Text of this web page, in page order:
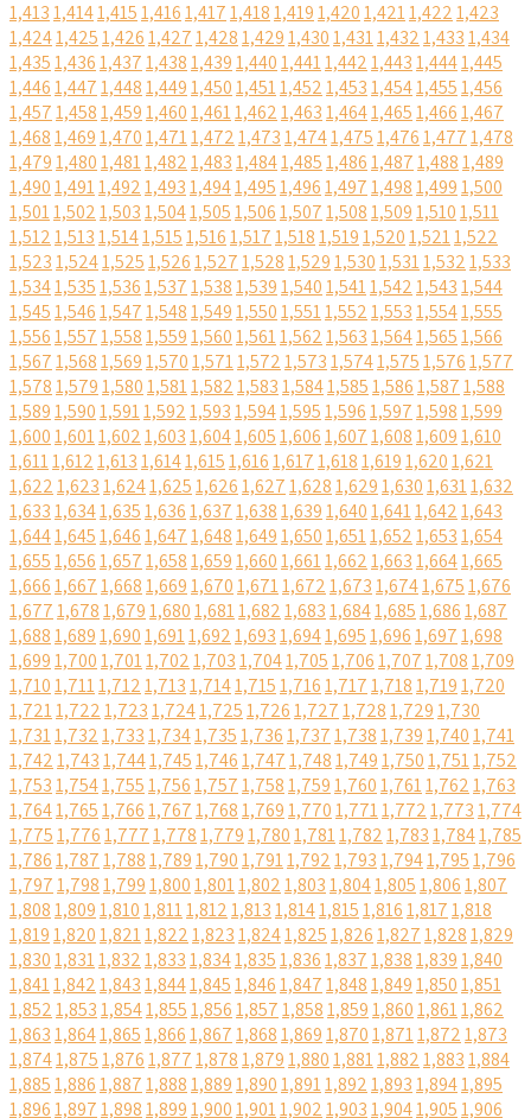
1,4131,4141,4151,4161,4171,4181,4191,4201,4211,4221,423
1,4241,4251,4261,4271,4281,4291,4301,4311,4321,4331,434
1,4351,4361,4371,4381,4391,4401,4411,4421,4431,4441,445
1,4461,4471,4481,4491,4501,4511,4521,4531,4541,4551,456
1,4571,4581,4591,4601,4611,4621,4631,4641,4651,4661,467
1,4681,4691,4701,4711,4721,4731,4741,4751,4761,4771,478
1,4791,4801,4811,4821,4831,4841,4851,4861,4871,4881,489
1,4901,4911,4921,4931,4941,4951,4961,4971,4981,4991,500
1,5011,5021,5031,5041,5051,5061,5071,5081,5091,5101,511
1,5121,5131,5141,5151,5161,5171,5181,5191,5201,5211,522
1,5231,5241,5251,5261,5271,5281,5291,5301,5311,5321,533
1,5341,5351,5361,5371,5381,5391,5401,5411,5421,5431,544
1,5451,5461,5471,5481,5491,5501,5511,5521,5531,5541,555
1,5561,5571,5581,5591,5601,5611,5621,5631,5641,5651,566
1,5671,5681,5691,5701,5711,5721,5731,5741,5751,5761,577
1,5781,5791,5801,5811,5821,5831,5841,5851,5861,5871,588
1,5891,5901,5911,5921,5931,5941,5951,5961,5971,5981,599
1,6001,6011,6021,6031,6041,6051,6061,6071,6081,6091,610
1,6111,6121,6131,6141,6151,6161,6171,6181,6191,6201,621
1,6221,6231,6241,6251,6261,6271,6281,6291,6301,6311,632
1,6331,6341,6351,6361,6371,6381,6391,6401,6411,6421,643
1,6441,6451,6461,6471,6481,6491,6501,6511,6521,6531,654
1,6551,6561,6571,6581,6591,6601,6611,6621,6631,6641,665
1,6661,6671,6681,6691,6701,6711,6721,6731,6741,6751,676
1,6771,6781,6791,6801,6811,6821,6831,6841,6851,6861,687
1,6881,6891,6901,6911,6921,6931,6941,6951,6961,6971,698
1,6991,7001,7011,7021,7031,7041,7051,7061,7071,7081,709
1,7101,7111,7121,7131,7141,7151,7161,7171,7181,7191,720
1,7211,7221,7231,7241,7251,7261,7271,7281,7291,730
1,7311,7321,7331,7341,7351,7361,7371,7381,7391,7401,741
1,7421,7431,7441,7451,7461,7471,7481,7491,7501,7511,752
1,7531,7541,7551,7561,7571,7581,7591,7601,7611,7621,763
1,7641,7651,7661,7671,7681,7691,7701,7711,7721,7731,774
1,7751,7761,7771,7781,7791,7801,7811,7821,7831,7841,785
1,7861,7871,7881,7891,7901,7911,7921,7931,7941,7951,796
1,7971,7981,7991,8001,8011,8021,8031,8041,8051,8061,807
1,8081,8091,8101,8111,8121,8131,8141,8151,8161,8171,818
1,8191,8201,8211,8221,8231,8241,8251,8261,8271,8281,829
1,8301,8311,8321,8331,8341,8351,8361,8371,8381,8391,840
1,8411,8421,8431,8441,8451,8461,8471,8481,8491,8501,851
1,8521,8531,8541,8551,8561,8571,8581,8591,8601,8611,862
1,8631,8641,8651,8661,8671,8681,8691,8701,8711,8721,873
1,8741,8751,8761,8771,8781,8791,8801,8811,8821,8831,884
1,8851,8861,8871,8881,8891,8901,8911,8921,8931,8941,895
1,8961,8971,8981,8991,9001,9011,9021,9031,9041,9051,906